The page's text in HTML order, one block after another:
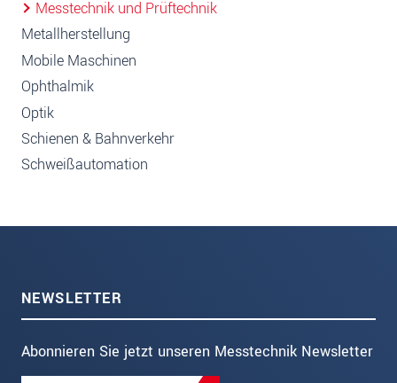
Messtechnik und Prüftechnik
Metallherstellung
Mobile Maschinen
Ophthalmik
Optik
Schienen & Bahnverkehr
Schweißautomation
NEWSLETTER
Abonnieren Sie jetzt unseren Messtechnik Newsletter